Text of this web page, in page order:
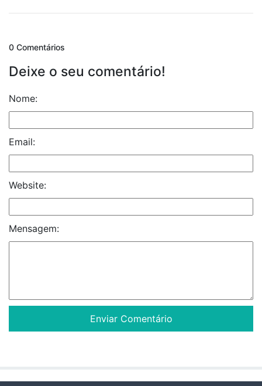
0 Comentários
Deixe o seu comentário!
Nome:
Email:
Website:
Mensagem: